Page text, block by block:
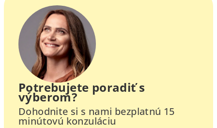
Potrebujete poradiť s
výberom?
Dohodnite si s nami bezplatnú 15
minútovú konzuláciu